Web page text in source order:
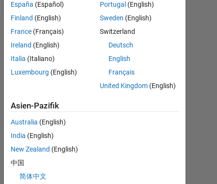
Dashboard
Statistik
MATLAB Answers
BEITRÄGE L
0
1
2
España (Español)
Finland (English)
France (Français)
Ireland (English)
Italia (Italiano)
Luxembourg (English)
Portugal (English)
Sweden (English)
Switzerland
Deutsch
English
Français
United Kingdom (English)
Asien-Pazifik
Australia (English)
India (English)
New Zealand (English)
中国
简体中文